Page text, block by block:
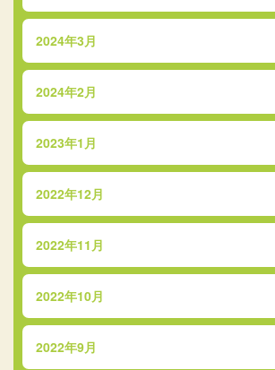
2024年3月
2024年2月
2023年1月
2022年12月
2022年11月
2022年10月
2022年9月